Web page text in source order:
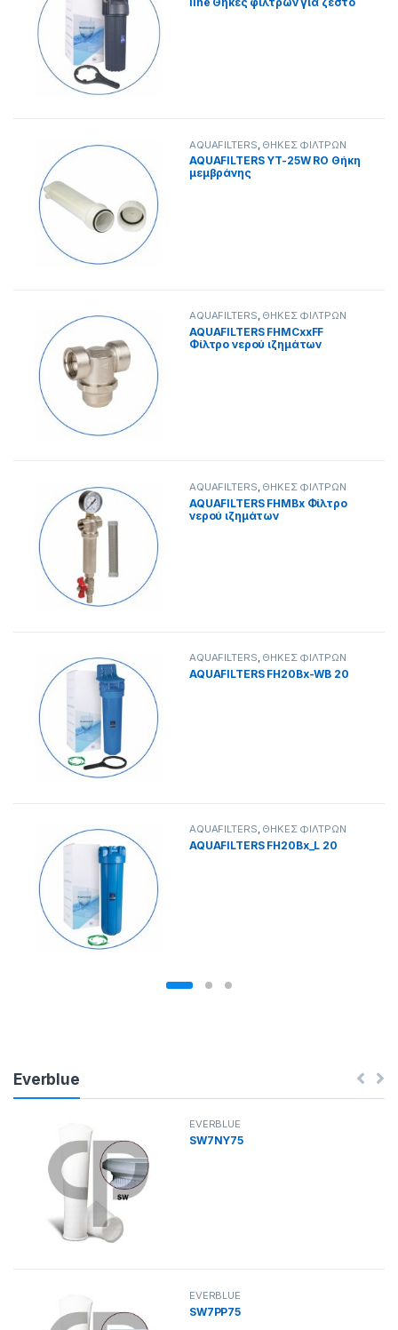
AQUAFILTERS ΘΗΚΕΣ ΦΙΛΤΡΩΝ
AQUAFILTERS YT-25W RO Θήκη
μεμβράνης
AQUAFILTERS, ΘΗΚΕΣ ΦΙΛΤΡΩΝ
AQUAFILTERS FHMCxxFF
Φίλτρο νερού ιζημάτων
AQUAFILTERS, ΘΗΚΕΣ ΦΙΛΤΡΩΝ
AQUAFILTERS FHMBx Φίλτρο
νερού ιζημάτων
AQUAFILTERS, ΘΗΚΕΣ ΦΙΛΤΡΩΝ
AQUAFILTERS FH20Bx-WB 20
AQUAFILTERS, ΘΗΚΕΣ ΦΙΛΤΡΩΝ
AQUAFILTERS FH20Bx_L 20
Everblue
EVERBLUE
SW7NY75
EVERBLUE
SW7PP75